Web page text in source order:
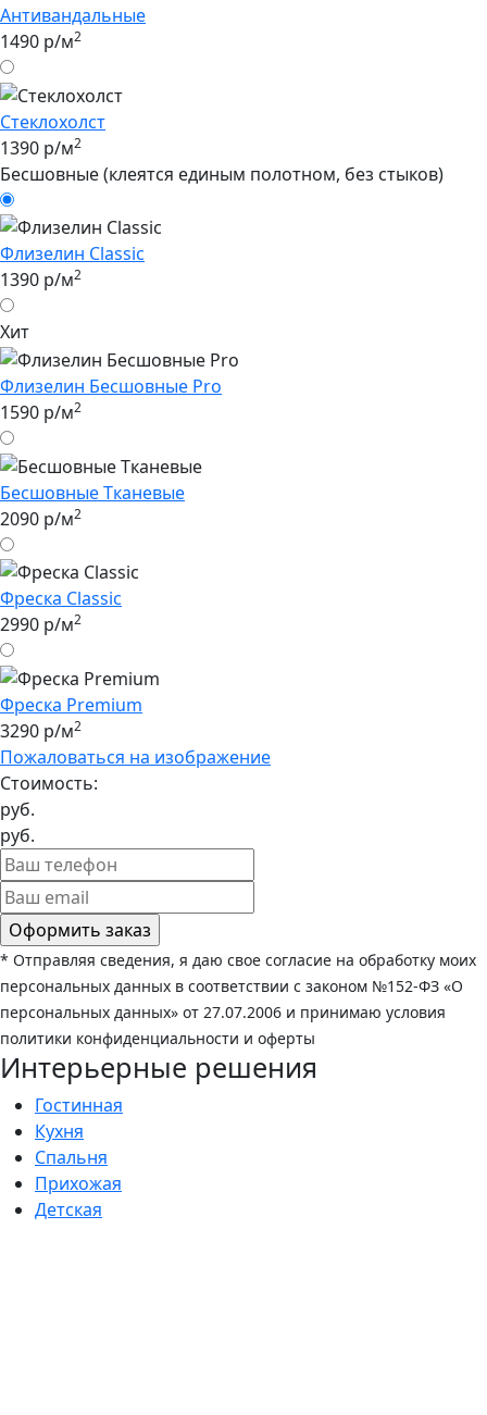
Антивандальные
1490 р/м2
Стеклохолст
1390 р/м2
Бесшовные (клеятся единым полотном, без стыков)
Флизелин Classic
1390 р/м2
Хит
Флизелин Бесшовные Pro
1590 р/м2
Бесшовные Tканевые
2090 р/м2
Фреска Classic
2990 р/м2
Фреска Premium
3290 р/м2
Пожаловаться на изображение
Стоимость:
руб.
руб.
* Отправляя сведения, я даю свое согласие на обработку моих
персональных данных в соответствии с законом №152-ФЗ «О
персональных данных» от 27.07.2006 и принимаю условия
политики конфиденциальности и оферты
Интерьерные решения
Гостинная
Кухня
Спальня
Прихожая
Детская